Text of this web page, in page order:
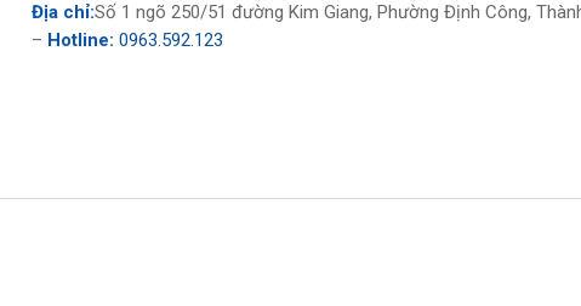
Địa chỉ:Số 1 ngõ 250/51 đường Kim Giang, Phường Định Công,
– Hotline: 0963.592.123